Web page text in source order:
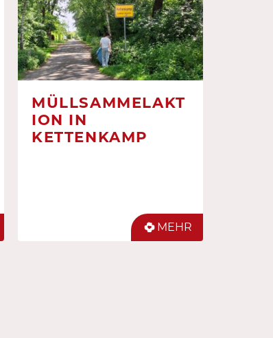
MÜLLSAMMELAKT
ION IN
KETTENKAMP
MEHR